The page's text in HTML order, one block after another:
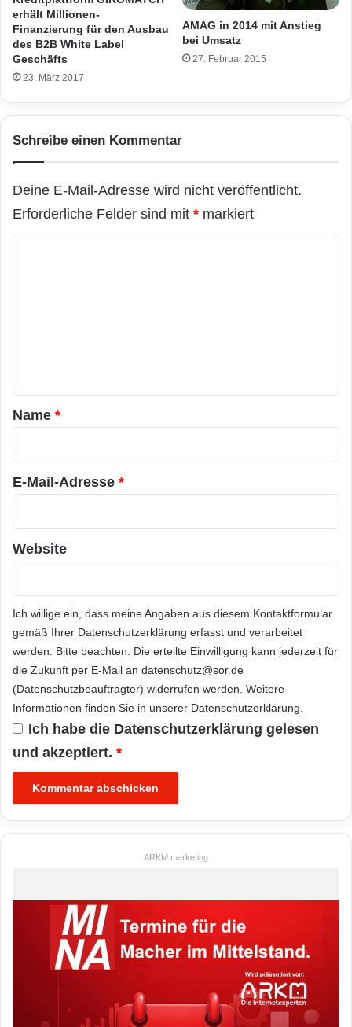
erhält Millionen-
Finanzierung für den Ausbau
des B2B White Label
Geschäfts
23. März 2017
AMAG in 2014 mit Anstieg
bei Umsatz
27. Februar 2015
Schreibe einen Kommentar
Deine E-Mail-Adresse wird nicht veröffentlicht.
Erforderliche Felder sind mit * markiert
a
r
*
Name *
E-Mail-Adresse *
Website
Ich willige ein, dass meine Angaben aus diesem Kontaktformular
gemäß Ihrer Datenschutzerklärung erfasst und verarbeitet
werden. Bitte beachten: Die erteilte Einwilligung kann jederzeit für
die Zukunft per E-Mail an datenschutz@sor.de
(Datenschutzbeauftragter) widerrufen werden. Weitere
Informationen finden Sie in unserer Datenschutzerklärung.
Ich habe die Datenschutzerklärung gelesen
und akzeptiert. *
ARKM.marketing